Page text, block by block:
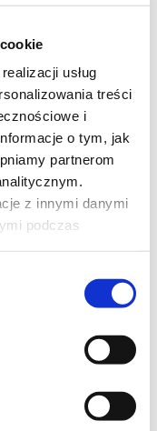
usług
treści
i
o tym, jak
partnerom
z innymi danymi
podczas
- 2D
wszechświecie, a